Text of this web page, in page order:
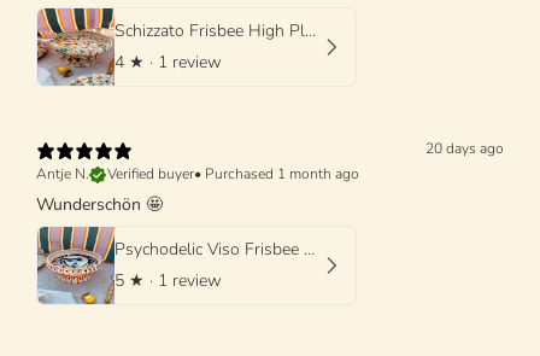
Schizzato Frisbee High Plate "Colori Fantasia" - 25cm
4 ★ · 1 review
20 days ago
Antje N.
Verified buyer• Purchased 1 month ago
Wunderschön 🤩
Psychodelic Viso Frisbee High Plate - 25cm UNIQUE PIECE - ONLY 1 X AVAILABLE
5 ★ · 1 review